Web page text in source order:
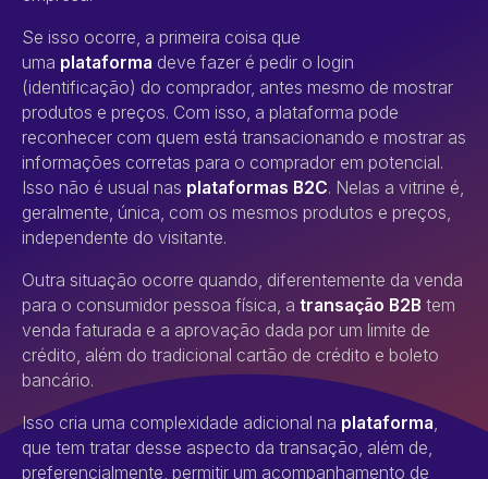
Se isso ocorre, a primeira coisa que
uma plataforma deve fazer é pedir o login
(identificação) do comprador, antes mesmo de mostrar
produtos e preços. Com isso, a plataforma pode
reconhecer com quem está transacionando e mostrar as
informações corretas para o comprador em potencial.
Isso não é usual nas plataformas B2C. Nelas a vitrine é,
geralmente, única, com os mesmos produtos e preços,
independente do visitante.
Outra situação ocorre quando, diferentemente da venda
para o consumidor pessoa física, a transação B2B tem
venda faturada e a aprovação dada por um limite de
crédito, além do tradicional cartão de crédito e boleto
bancário.
Isso cria uma complexidade adicional na plataforma
que tem tratar desse aspecto da transação, além de,
preferencialmente, permitir um acompanhamento de